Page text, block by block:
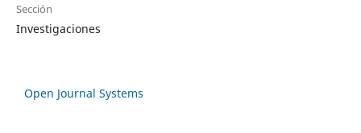
Sección
Investigaciones
Open Journal Systems